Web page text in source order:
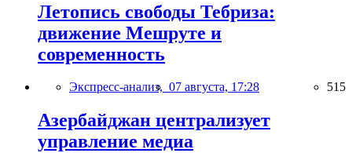
Летопись свободы Тебриза:
движение Мешруте и
современность
Экспресс-анализ, 07 августа, 17:28 515
Азербайджан централизует
управление медиа